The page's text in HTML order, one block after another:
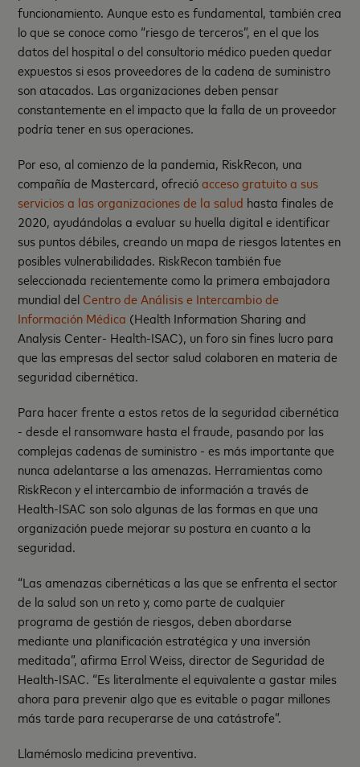
funcionamiento. Aunque esto es fundamental, también crea
lo que se conoce como “riesgo de terceros”, en el que los
datos del hospital o del consultorio médico pueden quedar
expuestos si esos proveedores de la cadena de suministro
son atacados. Las organizaciones deben pensar
constantemente en el impacto que la falla de un proveedor
podría tener en sus operaciones.
Por eso, al comienzo de la pandemia, RiskRecon, una
compañía de Mastercard, ofrecióacceso gratuito a sus
servicios a las organizaciones de la salud hasta finales de
2020, ayudándolas a evaluar su huella digital e identificar
sus puntos débiles, creando un mapa de riesgos latentes en
posibles vulnerabilidades. RiskRecon también fue
seleccionada recientemente como la primera embajadora
mundial del Centro de Análisis e Intercambio de
Información Médica (Health Information Sharing and
Analysis Center- Health-ISAC), un foro sin fines lucro para
que las empresas del sector salud colaboren en materia de
seguridad cibernética.
Para hacer frente a estos retos de la seguridad cibernética
- desde el ransomware hasta el fraude, pasando por las
complejas cadenas de suministro - es más importante que
nunca adelantarse a las amenazas. Herramientas como
RiskRecon y el intercambio de información a través de
Health-ISAC son solo algunas de las formas en que una
organización puede mejorar su postura en cuanto a la
seguridad.
“Las amenazas cibernéticas a las que se enfrenta el sector
de la salud son un reto y, como parte de cualquier
programa de gestión de riesgos, deben abordarse
mediante una planificación estratégica y una inversión
meditada”, afirma Errol Weiss, director de Seguridad de
Health-ISAC. “Es literalmente el equivalente a gastar miles
ahora para prevenir algo que es evitable o pagar millones
más tarde para recuperarse de una catástrofe”.
Llamémoslo medicina preventiva.